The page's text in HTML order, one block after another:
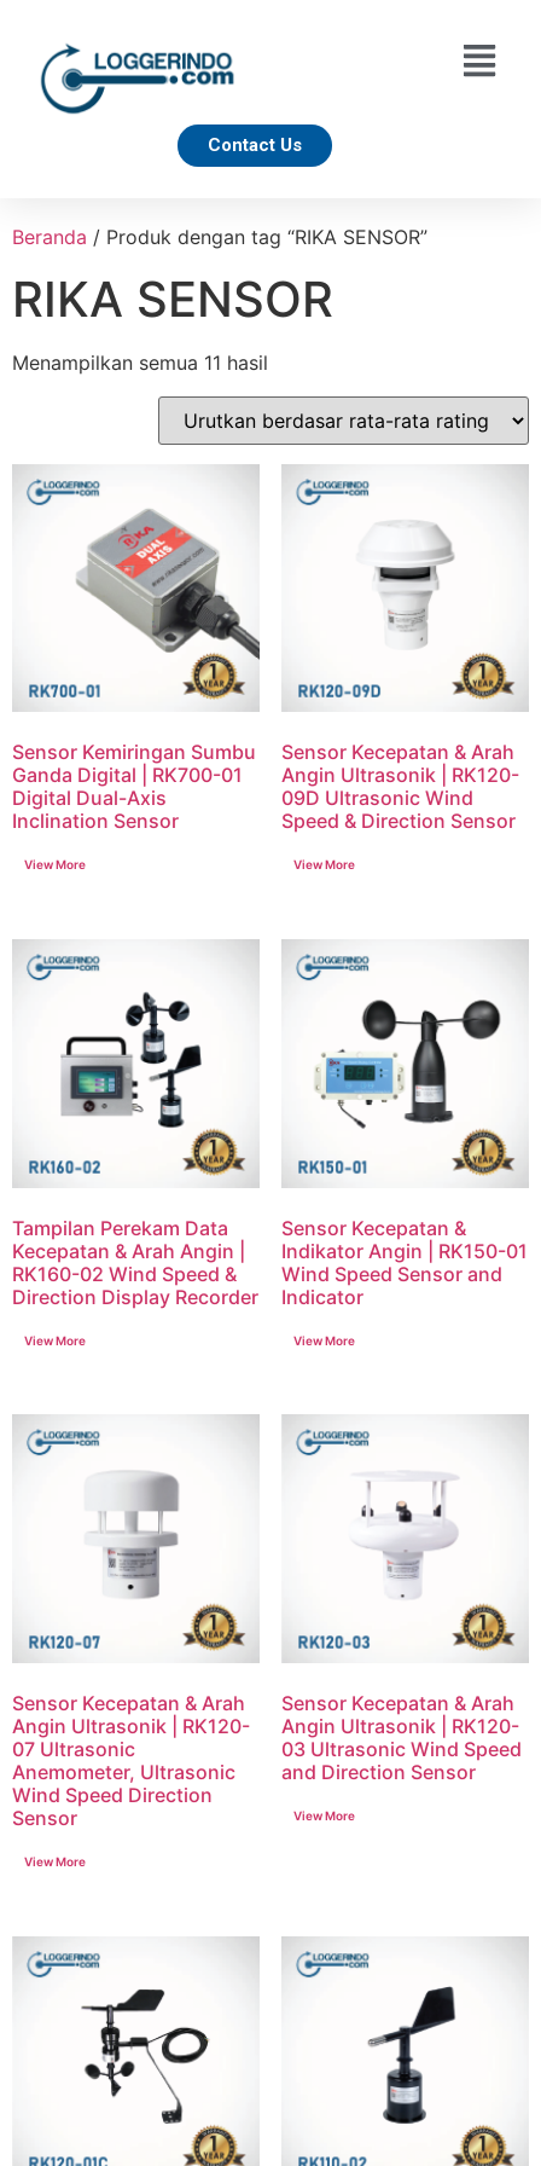
Contact Us
Beranda / Produk dengan tag “RIKA SENSOR”
RIKA SENSOR
Menampilkan semua 11 hasil
Sensor Kemiringan Sumbu
Ganda Digital | RK700-01
Digital Dual-Axis
Inclination Sensor
Sensor Kecepatan & Arah
Angin Ultrasonik | RK120-
09D Ultrasonic Wind
Speed & Direction Sensor
Tampilan Perekam Data
Kecepatan & Arah Angin |
RK160-02 Wind Speed &
Direction Display Recorder
Sensor Kecepatan &
Indikator Angin | RK150-01
Wind Speed Sensor and
Indicator
Sensor Kecepatan & Arah
Angin Ultrasonik | RK120-
07 Ultrasonic
Anemometer, Ultrasonic
Wind Speed Direction
Sensor
Sensor Kecepatan & Arah
Angin Ultrasonik | RK120-
03 Ultrasonic Wind Speed
and Direction Sensor